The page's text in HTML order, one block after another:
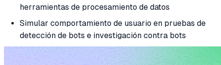
herramientas de procesamiento de datos
Simular comportamiento de usuario en pruebas de
detección de bots e investigación contra bots